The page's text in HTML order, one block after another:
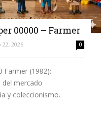
00000 – Farmer
22, 2026 0
Farmer (1982):
del mercado
y coleccionismo.